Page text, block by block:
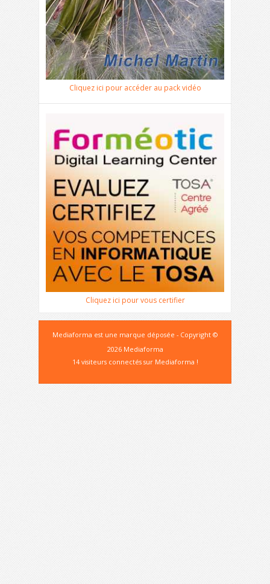
Cliquez ici pour accéder au pack vidéo
Cliquez ici pour vous certifier
Mediaforma est une marque déposée - Copyright ©
2026 Mediaforma
14 visiteurs connectés sur Mediaforma !